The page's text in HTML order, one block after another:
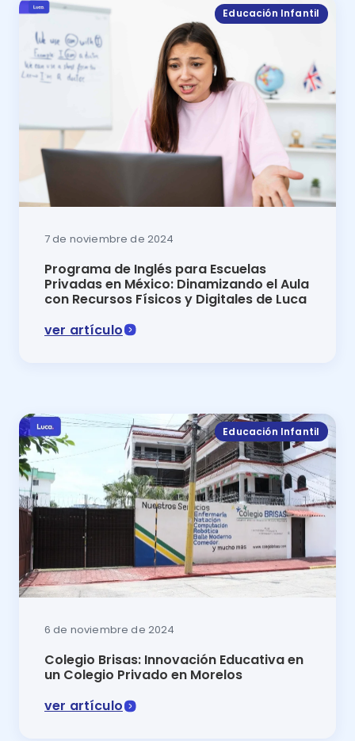
Educación Infantil
7 de noviembre de 2024
Programa de Inglés para Escuelas
Privadas en México: Dinamizando el Aula
con Recursos Físicos y Digitales de Luca
ver artículo
Educación Infantil
6 de noviembre de 2024
Colegio Brisas: Innovación Educativa en
un Colegio Privado en Morelos
ver artículo